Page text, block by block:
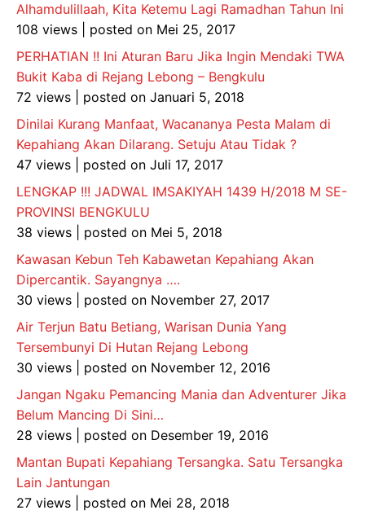
Alhamdulillaah, Kita Ketemu Lagi Ramadhan Tahun Ini
108 views
posted on Mei 25, 2017
PERHATIAN !! Ini Aturan Baru Jika Ingin Mendaki TWA
Bukit Kaba di Rejang Lebong – Bengkulu
72 views
posted on Januari 5, 2018
Dinilai Kurang Manfaat, Wacananya Pesta Malam di
Kepahiang Akan Dilarang. Setuju Atau Tidak ?
47 views
posted on Juli 17, 2017
LENGKAP !!! JADWAL IMSAKIYAH 1439 H/2018 M SE-
PROVINSI BENGKULU
38 views
posted on Mei 5, 2018
Kawasan Kebun Teh Kabawetan Kepahiang Akan
Dipercantik. Sayangnya ….
30 views
posted on November 27, 2017
Air Terjun Batu Betiang, Warisan Dunia Yang
Tersembunyi Di Hutan Rejang Lebong
30 views
posted on November 12, 2016
Jangan Ngaku Pemancing Mania dan Adventurer Jika
Belum Mancing Di Sini…
28 views
posted on Desember 19, 2016
Mantan Bupati Kepahiang Tersangka. Satu Tersangka
Lain Jantungan
27 views
posted on Mei 28, 2018